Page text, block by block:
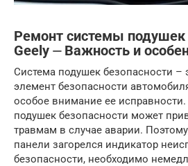
Ремонт системы подушек
Geely ⏤ Важность и
Система подушек безопасности
элемент безопасности
особое внимание ее
подушек безопасности может
травмам в случае аварии.
панели загорелся индикатор
безопасности, необходимо